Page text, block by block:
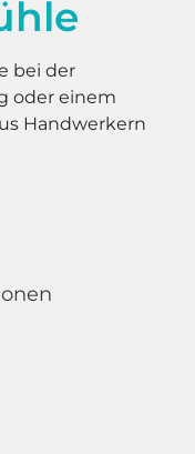
bei der
oder einem
Handwerkern